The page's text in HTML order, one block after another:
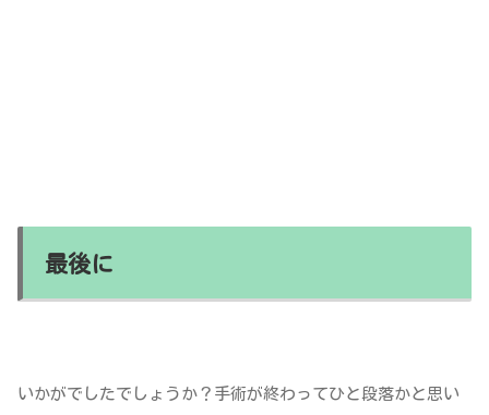
最後に
いかがでしたでしょうか？手術が終わってひと段落かと思い